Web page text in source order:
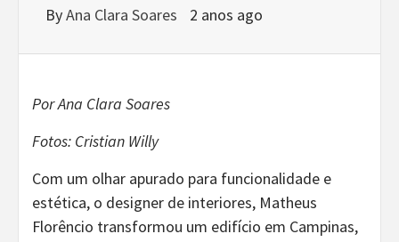
ByAna Clara Soares 2 anos ago
Por Ana Clara Soares
Fotos: Cristian Willy
Com um olhar apurado para funcionalidade e
estética, o designer de interiores, Matheus
Florêncio transformou um edifício em Campinas,